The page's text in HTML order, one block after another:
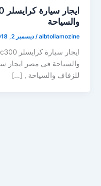
والسياحة
albtollamozine
/ديسمبر 2, 2018
للزفاف والسياحة , […]